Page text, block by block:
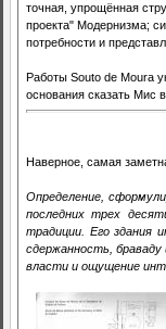
точная, упрощённая
проекта" Модернизма;
потребности и
Работы Souto de Moura
основания сказать Мис
Наверное, самая
Определение,
последних трех
традиции. Его здания
сдержанность,
власти и ощущение